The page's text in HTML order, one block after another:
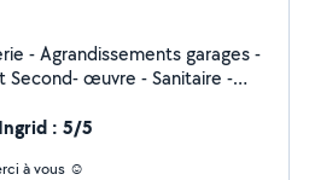
- Agrandissements garages -
Second- œuvre - Sanitaire -
balcon. Réalisation d'aire
corps d'état. Jardinage et
: 5/5
à vous ☺️